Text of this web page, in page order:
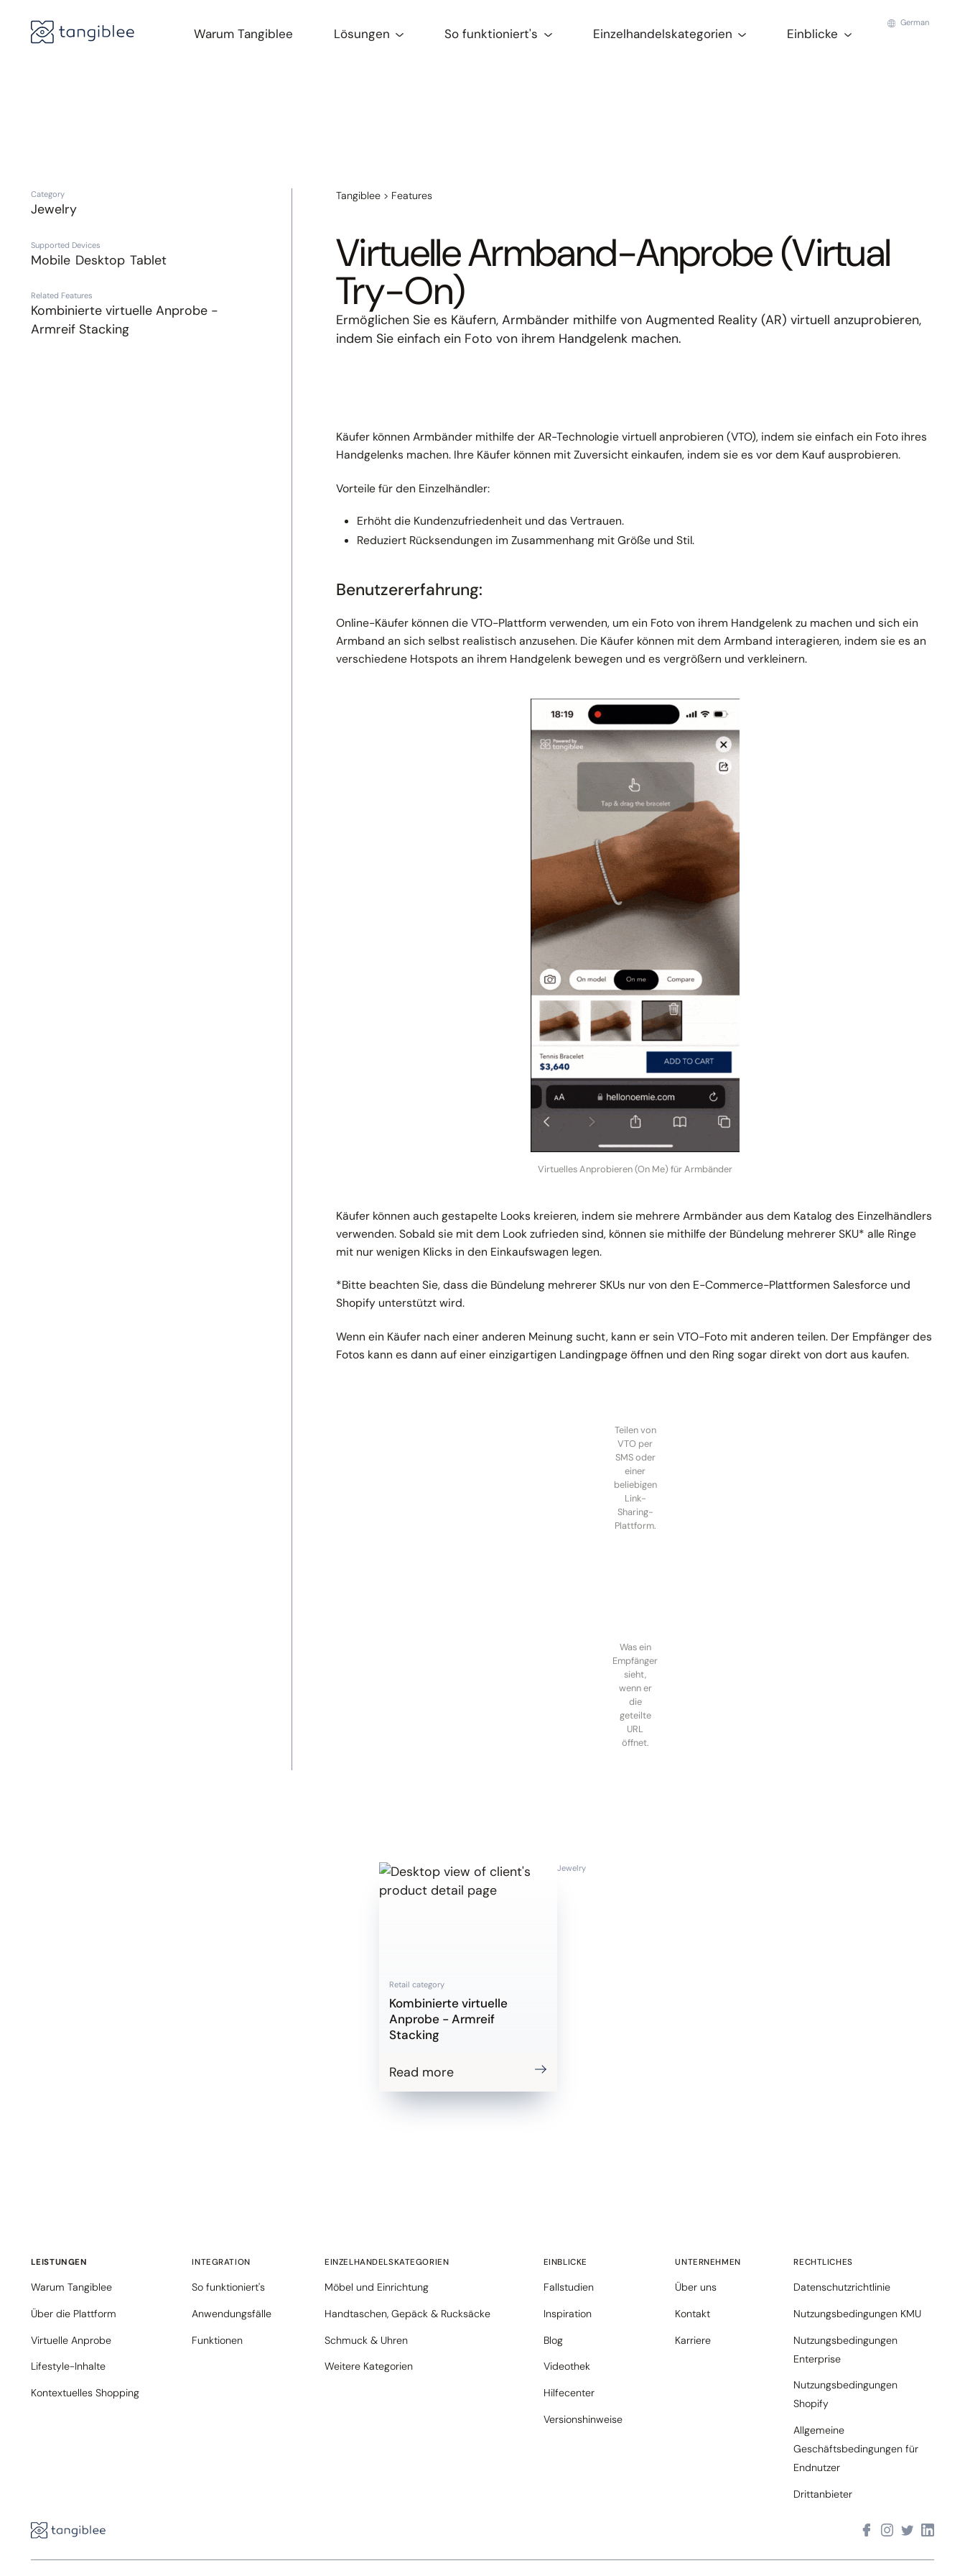
Warum Tangiblee Lösungen So funktioniert's Einzelhandelskategorien Einblicke
German
Category
Jewelry
Supported Devices
Mobile Desktop Tablet
Related Features
Kombinierte virtuelle Anprobe -
Armreif Stacking
Tangiblee > Features
Virtuelle Armband-Anprobe (Virtual
Try-On)
Ermöglichen Sie es Käufern, Armbänder mithilfe von Augmented Reality (AR) virtuell anzuprobieren,
indem Sie einfach ein Foto von ihrem Handgelenk machen.
Käufer können Armbänder mithilfe der AR-Technologie virtuell anprobieren (VTO), indem sie einfach ein Foto ihres
Handgelenks machen. Ihre Käufer können mit Zuversicht einkaufen, indem sie es vor dem Kauf ausprobieren.
Vorteile für den Einzelhändler:
Erhöht die Kundenzufriedenheit und das Vertrauen.
Reduziert Rücksendungen im Zusammenhang mit Größe und Stil.
Benutzererfahrung:
Online-Käufer können die VTO-Plattform verwenden, um ein Foto von ihrem Handgelenk zu machen und sich ein
Armband an sich selbst realistisch anzusehen. Die Käufer können mit dem Armband interagieren, indem sie es an
verschiedene Hotspots an ihrem Handgelenk bewegen und es vergrößern und verkleinern.
Virtuelles Anprobieren (On Me) für Armbänder
Käufer können auch gestapelte Looks kreieren, indem sie mehrere Armbänder aus dem Katalog des Einzelhändlers
verwenden. Sobald sie mit dem Look zufrieden sind, können sie mithilfe der Bündelung mehrerer SKU* alle Ringe
mit nur wenigen Klicks in den Einkaufswagen legen.
*Bitte beachten Sie, dass die Bündelung mehrerer SKUs nur von den E-Commerce-Plattformen Salesforce und
Shopify unterstützt wird.
Wenn ein Käufer nach einer anderen Meinung sucht, kann er sein VTO-Foto mit anderen teilen. Der Empfänger des
Fotos kann es dann auf einer einzigartigen Landingpage öffnen und den Ring sogar direkt von dort aus kaufen.
Teilen von
VTO per
SMS oder
einer
beliebigen
Link-
Sharing-
Plattform.
Was ein
Empfänger
sieht,
wenn er
die
geteilte
URL
öffnet.
Retail category
Kombinierte virtuelle
Anprobe - Armreif
Stacking
Read more
Jewelry
LEISTUNGEN
Warum Tangiblee
Über die Plattform
Virtuelle Anprobe
Lifestyle-Inhalte
Kontextuelles Shopping
INTEGRATION
So funktioniert's
Anwendungsfälle
Funktionen
EINZELHANDELSKATEGORIEN
Möbel und Einrichtung
Handtaschen, Gepäck & Rucksäcke
Schmuck & Uhren
Weitere Kategorien
EINBLICKE
Fallstudien
Inspiration
Blog
Videothek
Hilfecenter
Versionshinweise
UNTERNEHMEN
Über uns
Kontakt
Karriere
RECHTLICHES
Datenschutzrichtlinie
Nutzungsbedingungen KMU
Nutzungsbedingungen
Enterprise
Nutzungsbedingungen
Shopify
Allgemeine
Geschäftsbedingungen für
Endnutzer
Drittanbieter